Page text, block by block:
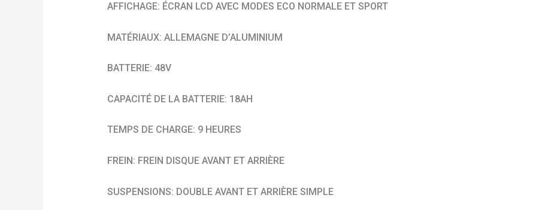
AFFICHAGE: ÉCRAN LCD AVEC MODES ECO NORMALE ET SPORT
MATÉRIAUX: ALLEMAGNE D’ALUMINIUM
BATTERIE: 48V
CAPACITÉ DE LA BATTERIE: 18AH
TEMPS DE CHARGE: 9 HEURES
FREIN: FREIN DISQUE AVANT ET ARRIÈRE
SUSPENSIONS: DOUBLE AVANT ET ARRIÈRE SIMPLE